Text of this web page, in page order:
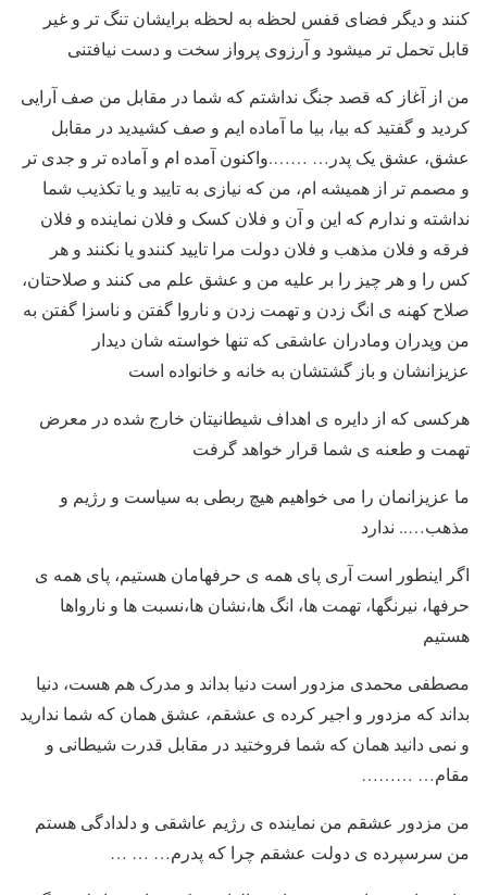
کنند و دیگر فضای قفس لحظه به لحظه برایشان تنگ تر و غیر
قابل تحمل تر میشود و آرزوی پرواز سخت و دست نیافتنی
من از آغاز که قصد جنگ نداشتم که شما در مقابل من صف آرایی
کردید و گفتید که بیا، بیا ما آماده ایم و صف کشیدید در مقابل
عشق، عشق یک پدر… …….واکنون آمده ام و آماده تر و جدی تر
و مصمم تر از همیشه ام، من که نیازی به تایید و یا تکذیب شما
نداشته و ندارم که این و آن و فلان کسک و فلان نماینده و فلان
فرقه و فلان مذهب و فلان دولت مرا تایید کنندو یا نکنند و هر
کس را و هر چیز را بر علیه من و عشق علم می کنند و صلاحتان،
صلاح کهنه ی انگ زدن و تهمت زدن و ناروا گفتن و ناسزا گفتن به
من وپدران ومادران عاشقی که تنها خواسته شان دیدار
عزیزانشان و باز گشتشان به خانه و خانواده است
هرکسی که از دایره ی اهداف شیطانیتان خارج شده در معرض
تهمت و طعنه ی شما قرار خواهد گرفت
ما عزیزانمان را می خواهیم هیچ ربطی به سیاست و رژیم و
مذهب….. ندارد
اگر اینطور است آری پای همه ی حرفهامان هستیم، پای همه ی
حرفها، نیرنگها، تهمت ها، انگ ها،نشان ها،نسبت ها و نارواها
هستیم
مصطفی محمدی مزدور است دنیا بداند و مدرک هم هست، دنیا
بداند که مزدور و اجیر کرده ی عشقم، عشق همان که شما ندارید
و نمی دانید همان که شما فروختید در مقابل قدرت شیطانی و
مقام… ………
من مزدور عشقم من نماینده ی رژیم عاشقی و دلدادگی هستم
من سرسپرده ی دولت عشقم چرا که پدرم… … …